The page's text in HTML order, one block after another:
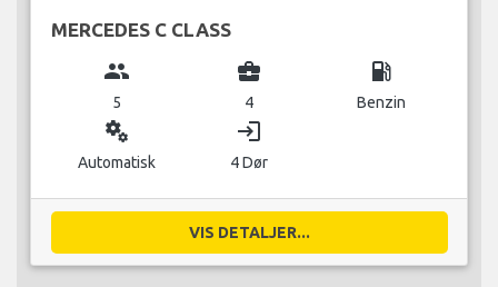
MERCEDES C CLASS
group
5
business_center
4
local_gas_station
Benzin
miscellaneous_services
Automatisk
login
4 Dør
VIS DETALJER...